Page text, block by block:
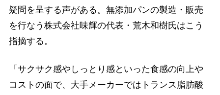
疑問を呈する声がある。無添加パンの製造・販売
を行なう株式会社味輝の代表・荒木和樹氏はこう
指摘する。
「サクサク感やしっとり感といった食感の向上や
コストの面で、大手メーカーではトランス脂肪酸